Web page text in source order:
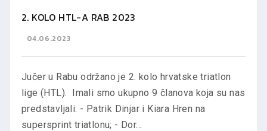
2. KOLO HTL-A RAB 2023
04.06.2023
Jučer u Rabu održano je 2. kolo hrvatske triatlon
lige (HTL). Imali smo ukupno 9 članova koja su nas
predstavljali: - Patrik Dinjar i Kiara Hren na
supersprint triatlonu; - Dor...